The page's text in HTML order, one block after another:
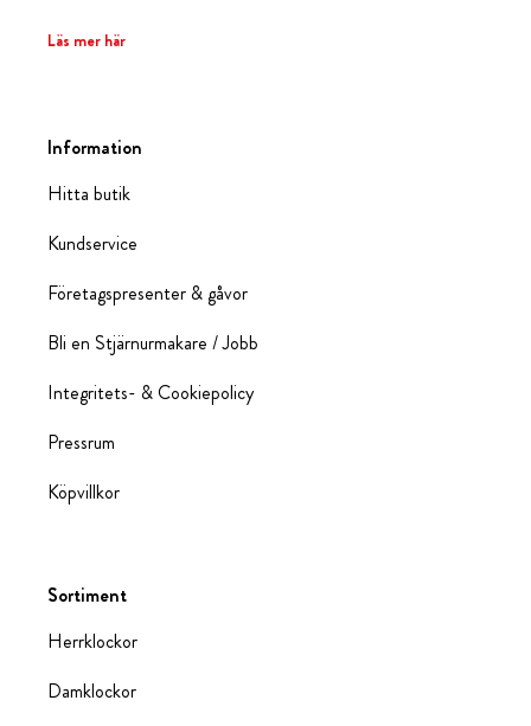
Läs mer här
Information
Hitta butik
Kundservice
Företagspresenter & gåvor
Bli en Stjärnurmakare / Jobb
Integritets- & Cookiepolicy
Pressrum
Köpvillkor
Sortiment
Herrklockor
Damklockor